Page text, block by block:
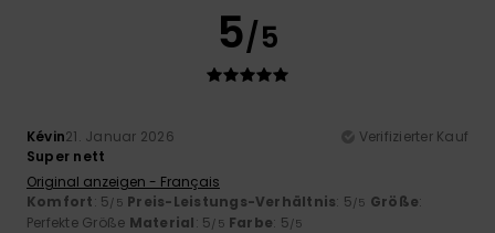
5/5
Kévin21. Januar 2026
Verifizierter Kauf
Super nett
Original anzeigen - Français
Komfort: 5/5 Preis-Leistungs-Verhältnis: 5/5 Größe:
Perfekte Größe Material: 5/5 Farbe: 5/5